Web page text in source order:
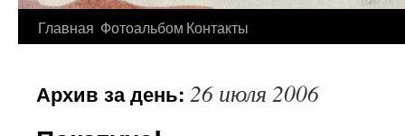
Перейти
содержимому
Главная Фотоальбом Контакты
Архив за день: 26 июля 2006